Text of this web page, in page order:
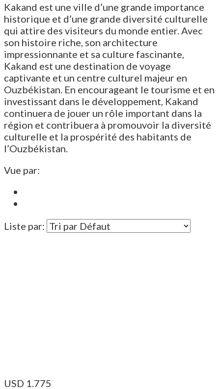
Kakand est une ville d’une grande importance
historique et d’une grande diversité culturelle
qui attire des visiteurs du monde entier. Avec
son histoire riche, son architecture
impressionnante et sa culture fascinante,
Kakand est une destination de voyage
captivante et un centre culturel majeur en
Ouzbékistan. En encourageant le tourisme et en
investissant dans le développement, Kakand
continuera de jouer un rôle important dans la
région et contribuera à promouvoir la diversité
culturelle et la prospérité des habitants de
l’Ouzbékistan.
Vue par:
Liste par:
USD 1.775